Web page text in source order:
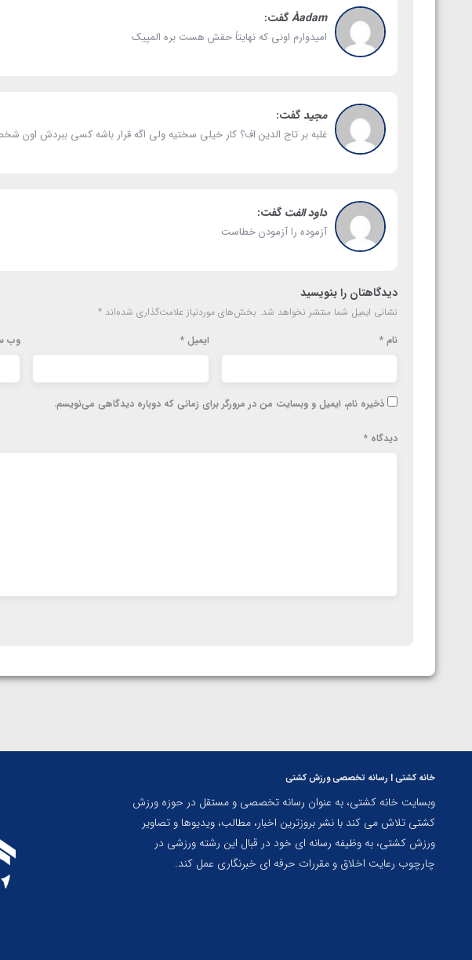
Àadamگفت:
امیدوارم اونی که نهایتاً حقش هست بره المپیک
مجیدگفت:
غلبه بر تاج الدین اف؟ کار خیلی سختیه ولی اگه قرار باشه کسی ببردش اون
داود الفت گفت:
آزموده را آزمودن خطاست
دیدگاهتان را بنویسید
نشانی ایمیل شما منتشر نخواهد شد. بخش‌های موردنیاز علامت‌گذاری شده‌اند *
نام * ایمیل* وب‌
ذخیره نام، ایمیل و وبسایت من در مرورگر برای زمانی که دوباره دیدگاهی می‌نویسم.
دیدگاه *
خانه کشتی | رسانه تخصصی ورزش کشتی
وبسایت خانه کشتی، به عنوان رسانه تخصصی و مستقل در حوزه ورزش
کشتی تلاش می کند با نشر بروزترین اخبار، مطالب، ویدیوها و تصاویر
ورزش کشتی، به وظیفه رسانه ای خود در قبال این رشته ورزشی در
چارچوب رعایت اخلاق و مقررات حرفه ای خبرنگاری عمل کند.